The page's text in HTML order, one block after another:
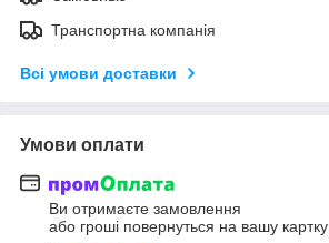
Транспортна компанія
Всі умови доставки
Умови оплати
Ви отримаєте замовлення
або гроші повернуться на вашу картку